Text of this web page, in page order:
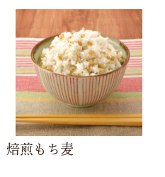
焙煎もち麦